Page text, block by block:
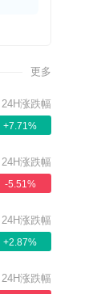
更多
24H涨跌幅
+7.71%
24H涨跌幅
-5.51%
24H涨跌幅
+2.87%
24H涨跌幅